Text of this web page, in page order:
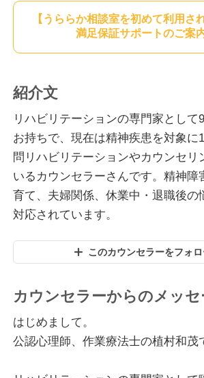
【うららか相談室を初めて利用さ
満足保証サポートのご案
紹介文
リハビリテーションの専門家として
お持ちで、現在は精神疾患を対象に
問リハビリテーションやカウンセリ
いるカウンセラーさんです。精神障
育て、夫婦関係、休業中・退職後の
対応されています。
このカウンセラーをフォ
カウンセラーからのメッセ
はじめまして。
公認心理師、作業療法士の植村和茂